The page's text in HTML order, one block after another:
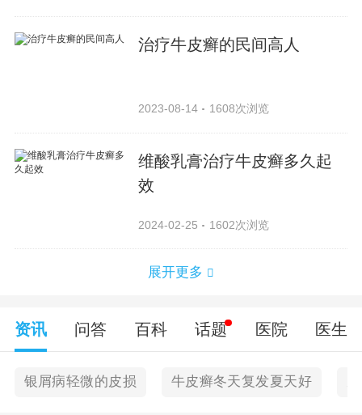
治疗牛皮癣的民间高人
2023-08-14 1608次浏览
维酸乳膏治疗牛皮癣多久起
效
2024-02-25 1602次浏览
展开更多
资讯 问答 百科 话题 医院 医生
银屑病轻微的皮损 牛皮癣冬天复发夏天好